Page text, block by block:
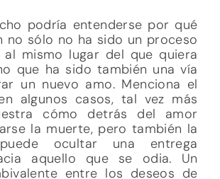
podría entenderse por qué
no sólo no ha sido un proceso
mismo lugar del que quiera
que ha sido también una vía
un nuevo amo. Menciona el
algunos casos, tal vez más
cómo detrás del amor
la muerte, pero también la
ocultar una entrega
aquello que se odia. Un
entre los deseos de